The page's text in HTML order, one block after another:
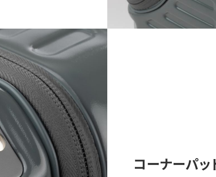
コーナーパッ